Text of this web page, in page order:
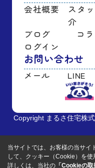
会社概要
スタ
介
ブログ
コ
ログイン
お問い合わせ
メール LINE
Copyright まるさ住宅株
当サイトでは、お客様の当サイ
して、クッキー（Cookie）を使
詳しくは、当社の 「Cookieの